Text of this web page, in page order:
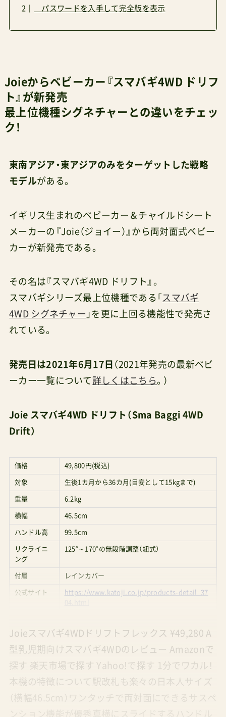
パスワードを入手して完全版を表示
Joieからベビーカー『スマバギ4WD ドリフ
ト』が新発売
最上位機種シグネチャーとの違いをチェッ
ク！
東南アジア・東アジアのみをターゲットした戦略
モデルがある。
イギリス生まれのベビーカー＆チャイルドシート
メーカーの『Joie（ジョイー）』から両対面式ベビー
カーが新発売である。
その名は『スマバギ4WD ドリフト』。
スマバギシリーズ最上位機種である「 スマバギ
4WD シグネチャー 」を更に上回る機能性で発売さ
れている。
発売日は2021年6月17日 （2021年発売の最新ベビ
ーカー一覧について詳しくはこちら。）
Joie スマバギ4WD ドリフト（Sma Baggi 4WD
Drift）
価格 49,800円(税込)
対象 生後1カ月から36カ月(目安として15kgまで)
重量 6.2kg
横幅 46.5cm
ハンドル高 99.5cm
リクライニ
ング
125°～170°の無段階調整（紐式）
付属 レインカバー
公式サイト
https://www.katoji.co.jp/products-detail_37
Joieスマバギ4WDドリフトフレックス ¥49,280 A
型乳児期向けスマバギ4WDのレビュー Amazonで
探す 楽天市場で探す Yahoo!で探す 1分でワカル！
本機の特徴について駅改札も楽々の日本人サイズ